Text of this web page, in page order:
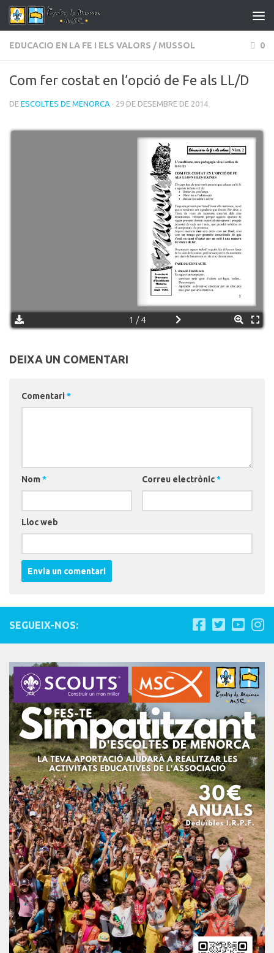
Skip to content
EDUCACIO EN LA FE I ELS VALORS / MUSSOL 0
Com fer costat en l’opció de Fe als LL/D
DE ESCOLTES DE MENORCA · 29 DE DESEMBRE DE 2014
1 / 4
DEIXA UN COMENTARI
Comentari *
Nom * Correu electrònic*
Lloc web
SEGUEIX-NOS: